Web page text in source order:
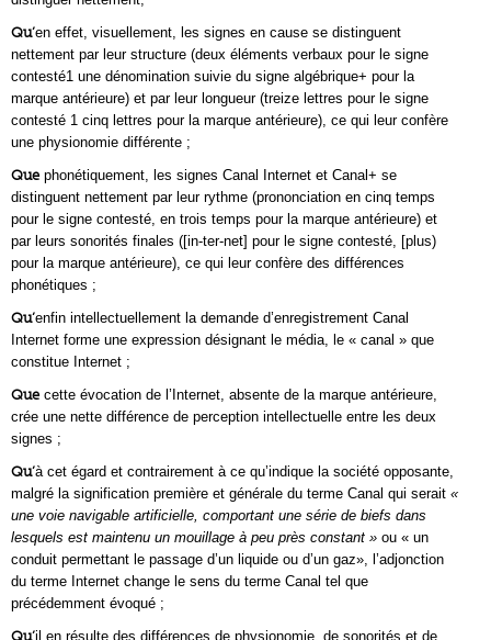
Qu’en effet, visuellement, les signes en cause se distinguent
nettement par leur structure (deux éléments verbaux pour le signe
contesté1 une dénomination suivie du signe algébrique+ pour la
marque antérieure) et par leur longueur (treize lettres pour le signe
contesté 1 cinq lettres pour la marque antérieure), ce qui leur confère
une physionomie différente ;
Que phonétiquement, les signes Canal Internet et Canal+ se
distinguent nettement par leur rythme (prononciation en cinq temps
pour le signe contesté, en trois temps pour la marque antérieure) et
par leurs sonorités finales ([in-ter-net] pour le signe contesté, [plus)
pour la marque antérieure), ce qui leur confère des différences
phonétiques ;
Qu’enfin intellectuellement la demande d’enregistrement Canal
Internet forme une expression désignant le média, le « canal » que
constitue Internet ;
Que cette évocation de l’Internet, absente de la marque antérieure,
crée une nette différence de perception intellectuelle entre les deux
signes ;
Qu’à cet égard et contrairement à ce qu’indique la société opposante,
malgré la signification première et générale du terme Canal qui serait «
une voie navigable artificielle, comportant une série de biefs dans
lesquels est maintenu un mouillage à peu près constant » ou « un
conduit permettant le passage d’un liquide ou d’un gaz», l’adjonction
du terme Internet change le sens du terme Canal tel que
précédemment évoqué ;
Qu’il en résulte des différences de physionomie, de sonorités et de